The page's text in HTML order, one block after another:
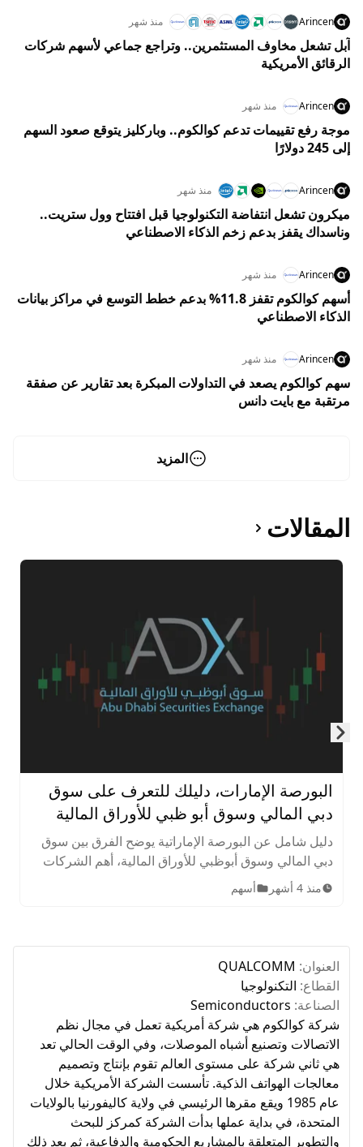
Arincen منذ شهر
آبل تشعل مخاوف المستثمرين.. وتراجع جماعي لأسهم شركات
الرقائق الأمريكية
Arincen منذ شهر
موجة رفع تقييمات تدعم كوالكوم.. وباركليز يتوقع صعود السهم
إلى 245 دولارًا
Arincen منذ شهر
ميكرون تشعل انتفاضة التكنولوجيا قبل افتتاح وول ستريت..
وناسداك يقفز بدعم زخم الذكاء الاصطناعي
Arincen منذ شهر
أسهم كوالكوم تقفز 11.8% بدعم خطط التوسع في مراكز بيانات
الذكاء الاصطناعي
Arincen منذ شهر
سهم كوالكوم يصعد في التداولات المبكرة بعد تقارير عن صفقة
مرتقبة مع بايت دانس
المزيد
المقالات
البورصة الإمارات، دليلك للتعرف على سوق
دبي المالي وسوق أبو ظبي للأوراق المالية
دليل شامل عن البورصة الإماراتية يوضح الفرق بين سوق
دبي المالي وسوق أبوظبي للأوراق المالية، أهم الشركات
المدرجة، الأصول المتاحة، ساعات التداول، وخطوات
الاستثمار للمبتدئين.
منذ 4 أشهر أسهم
العنوان: QUALCOMM
القطاع: التكنولوجيا
الصناعة: Semiconductors
شركة كوالكوم هي شركة أمريكية تعمل في مجال نظم
الاتصالات وتصنيع أشباه الموصلات، وفي الوقت الحالي تعد
هي ثاني شركة على مستوى العالم تقوم بإنتاج وتصميم
معالجات الهواتف الذكية. تأسست الشركة الأمريكية خلال
عام 1985 ويقع مقرها الرئيسي في ولاية كاليفورنيا بالولايات
المتحدة، في بداية عملها بدأت الشركة كمركز للبحث
والتطوير المتعلقة بالمشاريع الحكومية والدفاعية، ثم بعد ذلك